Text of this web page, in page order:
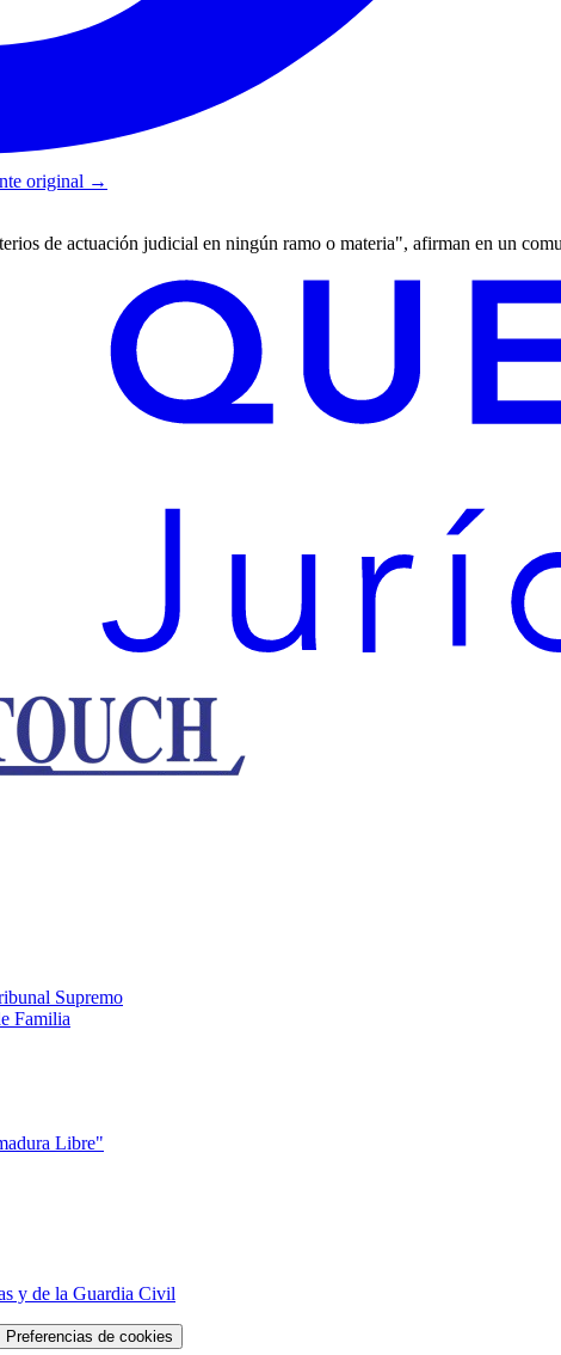
original →
de actuación judicial en ningún ramo o materia", afirman en un
Supremo
Familia
Libre"
y de la Guardia Civil
Preferencias de cookies